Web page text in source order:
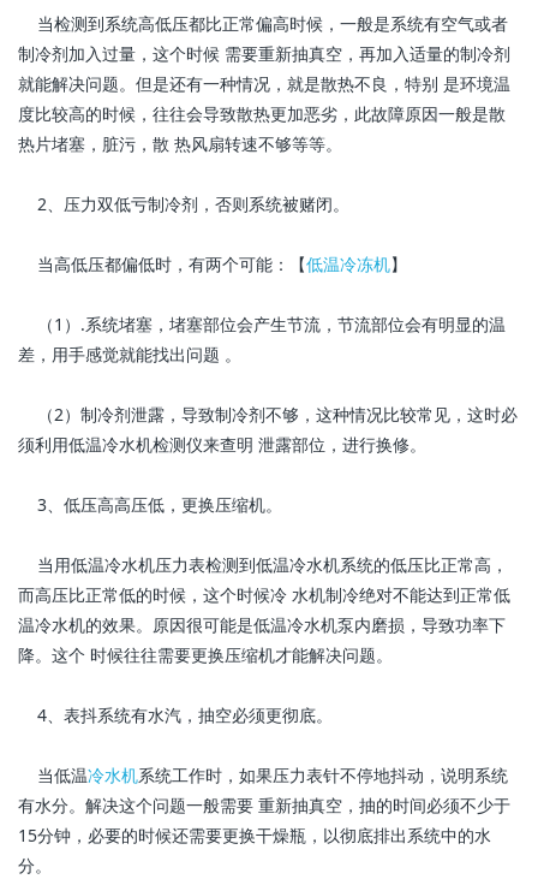
当检测到系统高低压都比正常偏高时候，一般是系统有空气或者
制冷剂加入过量，这个时候 需要重新抽真空，再加入适量的制冷剂
就能解决问题。但是还有一种情况，就是散热不良，特别 是环境温
度比较高的时候，往往会导致散热更加恶劣，此故障原因一般是散
热片堵塞，脏污，散 热风扇转速不够等等。
2、压力双低亏制冷剂，否则系统被赌闭。
当高低压都偏低时，有两个可能：【低温冷冻机】
（1）.系统堵塞，堵塞部位会产生节流，节流部位会有明显的温
差，用手感觉就能找出问题 。
（2）制冷剂泄露，导致制冷剂不够，这种情况比较常见，这时必
须利用低温冷水机检测仪来查明 泄露部位，进行换修。
3、低压高高压低，更换压缩机。
当用低温冷水机压力表检测到低温冷水机系统的低压比正常高，
而高压比正常低的时候，这个时候冷 水机制冷绝对不能达到正常低
温冷水机的效果。原因很可能是低温冷水机泵内磨损，导致功率下
降。这个 时候往往需要更换压缩机才能解决问题。
4、表抖系统有水汽，抽空必须更彻底。
当低温冷水机系统工作时，如果压力表针不停地抖动，说明系统
有水分。解决这个问题一般需要 重新抽真空，抽的时间必须不少于
15分钟，必要的时候还需要更换干燥瓶，以彻底排出系统中的水
分。